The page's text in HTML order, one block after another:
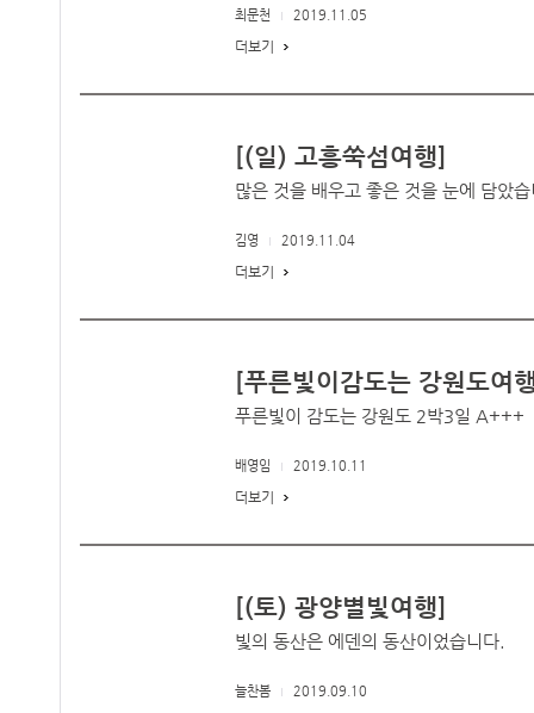
최문천 2019.11.05
더보기
[(일) 고흥쑥섬여행]
많은 것을 배우고 좋은 것을 눈에 담았
김영 2019.11.04
더보기
[푸른빛이감도는 강원도여
푸른빛이 감도는 강원도 2박3일 A+++
배영임 2019.10.11
더보기
[(토) 광양별빛여행]
빛의 동산은 에덴의 동산이었습니다.
늘찬봄 2019.09.10